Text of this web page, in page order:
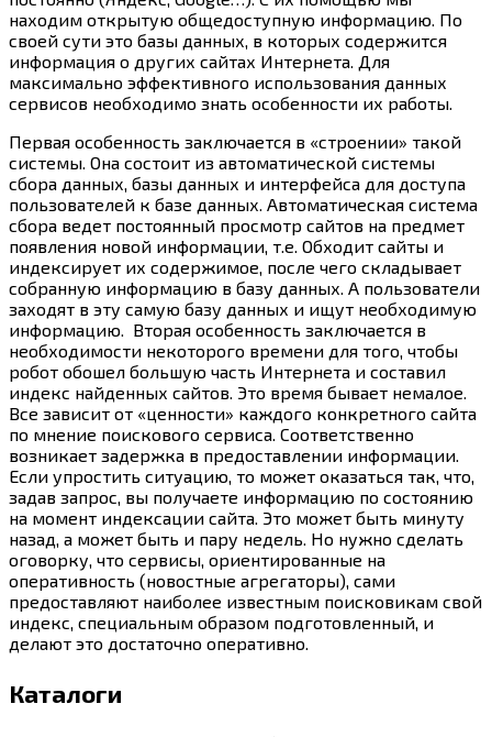
находим открытую общедоступную информацию. По
своей сути это базы данных, в которых содержится
информация о других сайтах Интернета. Для
максимально эффективного использования данных
сервисов необходимо знать особенности их работы.
Первая особенность заключается в «строении» такой
системы. Она состоит из автоматической системы
сбора данных, базы данных и интерфейса для доступа
пользователей к базе данных. Автоматическая система
сбора ведет постоянный просмотр сайтов на предмет
появления новой информации, т.е. Обходит сайты и
индексирует их содержимое, после чего складывает
собранную информацию в базу данных. А пользователи
заходят в эту самую базу данных и ищут необходимую
информацию. Вторая особенность заключается в
необходимости некоторого времени для того, чтобы
робот обошел большую часть Интернета и составил
индекс найденных сайтов. Это время бывает немалое.
Все зависит от «ценности» каждого конкретного сайта
по мнение поискового сервиса. Соответственно
возникает задержка в предоставлении информации.
Если упростить ситуацию, то может оказаться так, что,
задав запрос, вы получаете информацию по состоянию
на момент индексации сайта. Это может быть минуту
назад, а может быть и пару недель. Но нужно сделать
оговорку, что сервисы, ориентированные на
оперативность (новостные агрегаторы), сами
предоставляют наиболее известным поисковикам свой
индекс, специальным образом подготовленный, и
делают это достаточно оперативно.
Каталоги